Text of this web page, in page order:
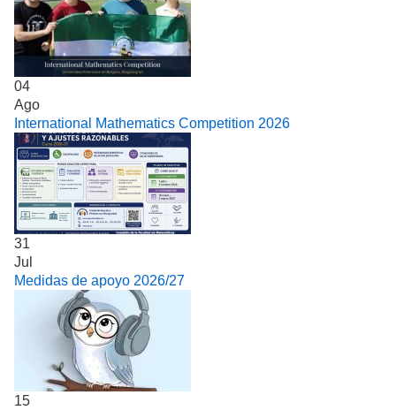
04
Ago
International Mathematics Competition 2026
31
Jul
Medidas de apoyo 2026/27
15